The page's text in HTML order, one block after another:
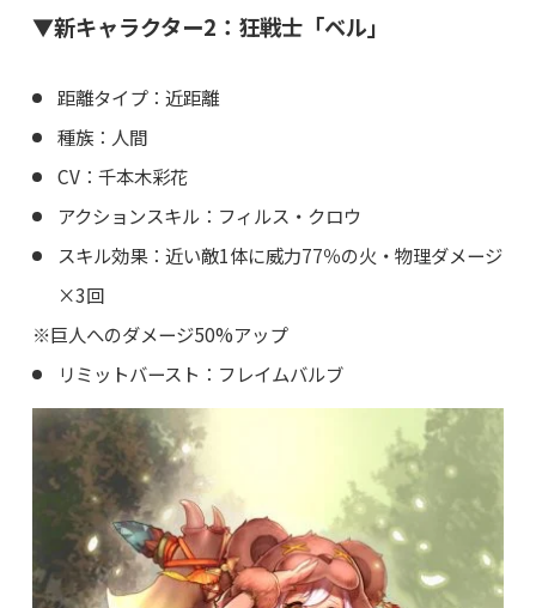
▼新キャラクター2：狂戦士「ベル」
距離タイプ：近距離
種族：人間
CV：千本木彩花
アクションスキル：フィルス・クロウ
スキル効果：近い敵1体に威力77％の火・物理ダメージ
×3回
※巨人へのダメージ50%アップ
リミットバースト：フレイムバルブ